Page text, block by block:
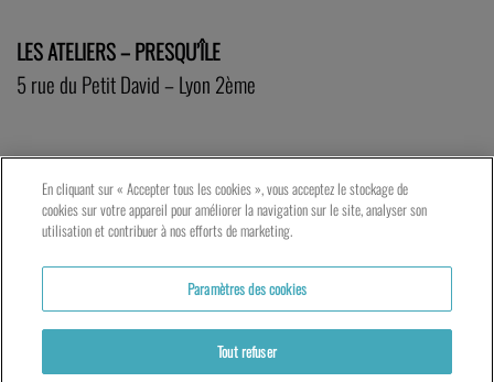
LES ATELIERS – PRESQU’ÎLE
5 rue du Petit David – Lyon 2ème
En cliquant sur « Accepter tous les cookies », vous acceptez le stockage de
cookies sur votre appareil pour améliorer la navigation sur le site, analyser son
utilisation et contribuer à nos efforts de marketing.
Paramètres des cookies
Tout refuser